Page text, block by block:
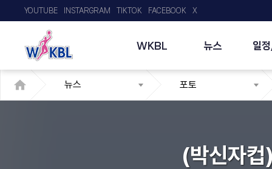
WKBL 뉴스 일
YOUTUBE INSTARGRAM TIKTOK FACEBOOK X
뉴스 포토
(박신자